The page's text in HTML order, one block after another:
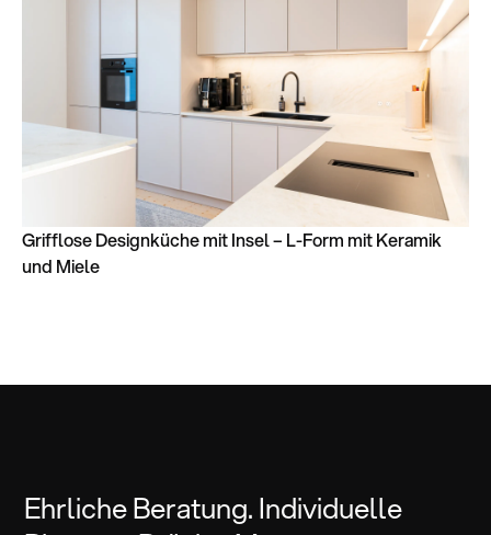
Grifflose Designküche mit Insel – L-Form mit Keramik
und Miele
Ehrliche Beratung. Individuelle